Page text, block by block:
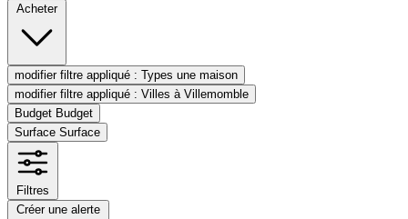
Acheter
modifier filtre appliqué : Types une maison
modifier filtre appliqué : Villes à Villemomble
Budget Budget
Surface Surface
Filtres
Créer une alerte